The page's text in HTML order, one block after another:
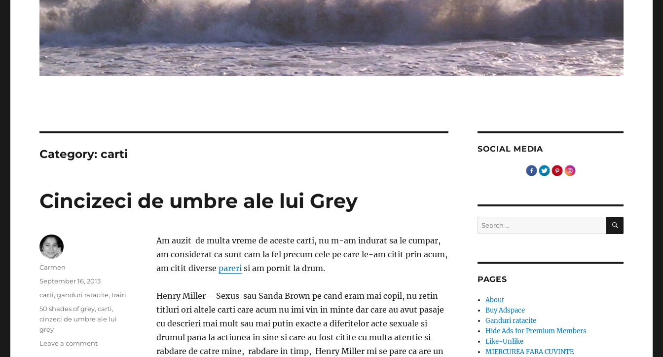
Category:carti
Cincizeci de umbre ale lui Grey
Am auzit de multa vreme de aceste carti, nu m-am indurat sa le cumpar,
am considerat ca sunt cam la fel precum cele pe care le-am citit prin acum,
am citit diverse parerisi am pornit la drum.
Henry Miller – Sexus sau Sanda Brown pe cand eram mai copil, nu retin
titluri ori altele carti care acum nu imi vin in minte dar care au avut pasaje
cu descrieri mai mult sau mai putin exacte a diferitelor acte sexuale si
drumul pana la actiunea in sine si care au fost citite cu multa atentie si
rabdare de catre mine, rabdare in timp, Henry Miller mi se pare ca are un
Author
Carmen
Posted
September 16, 2013
Categories
carti,ganduri ratacite,trairi
Tags
50 shades of grey,carti,
cinzeci de umbre ale lui
grey
Leave a commenton
SOCIAL MEDIA
Search
for:
SEARCH
PAGES
About
Buy Adspace
Ganduri ratacite
Hide Ads for Premium Members
Like-Unlike
MIERCUREA FARA CUVINTE